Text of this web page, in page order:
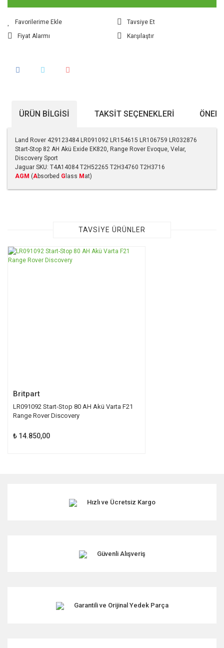
Tavsiye Et
Fiyat Alarmı
Karşılaştır
ÜRÜN BILGISI TAKSIT SEÇENEKLERI
Land Rover 429123484 LR091092 LR154615 LR106759 LR032876
Start-Stop 82 AH Akü Exide EK820, Range Rover Evoque, Velar,
Discovery Sport
Jaguar SKU: T4A14084 T2H52265 T2H34760 T2H3716
AGM (Absorbed G lass Mat)
Görüş ve önerileriniz için teşekkür ederiz.
Ürün resmi kalitesiz, bozuk veya görüntülenemiyor.
TAVSİYE ÜRÜNLER
Britpart
LR091092 Start-Stop 80 AH Akü Varta F21
Range Rover Discovery
₺ 14.850,00
Hızlı ve Ücretsiz Kargo
Güvenli Alışveriş
Garantili ve Orijinal Yedek Parça